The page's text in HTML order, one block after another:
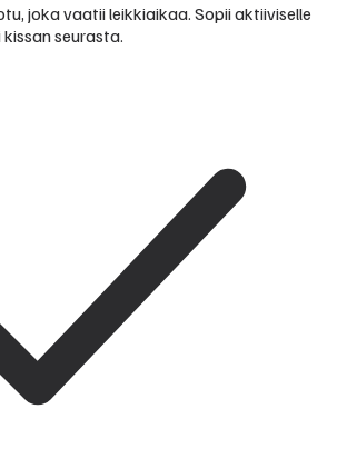
joka vaatii leikkiaikaa. Sopii aktiiviselle
seurasta.